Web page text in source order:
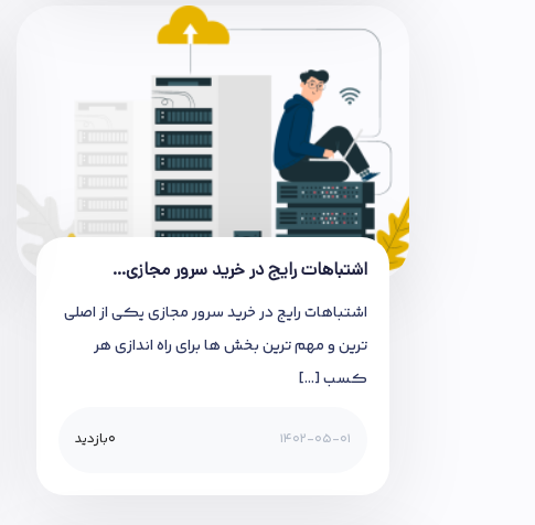
اشتباهات رایج در خرید سرور مجازی…
اشتباهات رایج در خرید سرور مجازی یکی از اصلی
ترین و مهم ترین بخش ها برای راه اندازی هر
کسب […]
1402-05-01
0بازدید